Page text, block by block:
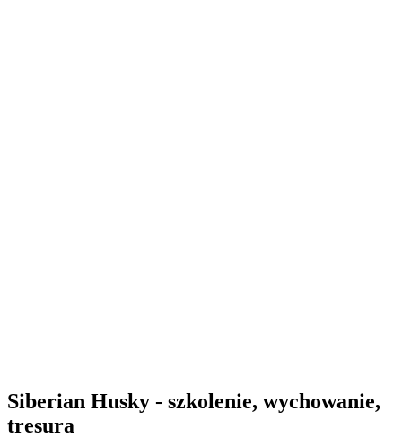
Siberian Husky - szkolenie, wychowanie,
tresura